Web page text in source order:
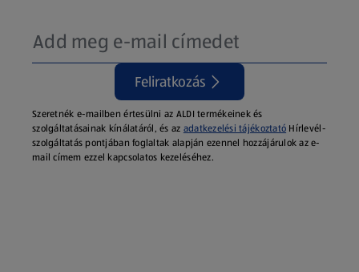
Feliratkozás
Szeretnék e-mailben értesülni az ALDI termékeinek és
szolgáltatásainak kínálatáról, és az adatkezelési tájékoztató Hírlevél-
szolgáltatás pontjában foglaltak alapján ezennel hozzájárulok az e-
mail címem ezzel kapcsolatos kezeléséhez.